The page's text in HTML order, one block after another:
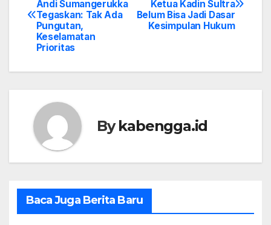
navigation
Ketua Kadin Sultra
Belum Bisa Jadi Dasar
Kesimpulan Hukum
Andi Sumangerukka
Tegaskan: Tak Ada
Pungutan,
Keselamatan
Prioritas
Bykabengga.id
Baca Juga Berita Baru